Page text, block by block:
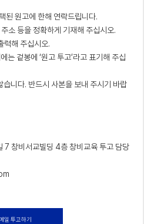
된 원고에 한해 연락드립니다.
소 등을 정확하게 기재해 주십시오.
력해 주십시오.
는 겉봉에 ‘원고 투고’라고 표기해 주십
습니다. 반드시 사본을 보내 주시기 바랍
7 창비서교빌딩 4층 창비교육 투고 담당
일 투고하기